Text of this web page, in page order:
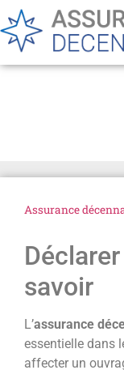
Assurance
savoir
L’assurance
essentielle dans
affecter un